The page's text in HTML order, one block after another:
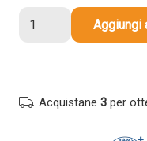
compatibile
NERO
Aggiungi
Acquistane 3 per